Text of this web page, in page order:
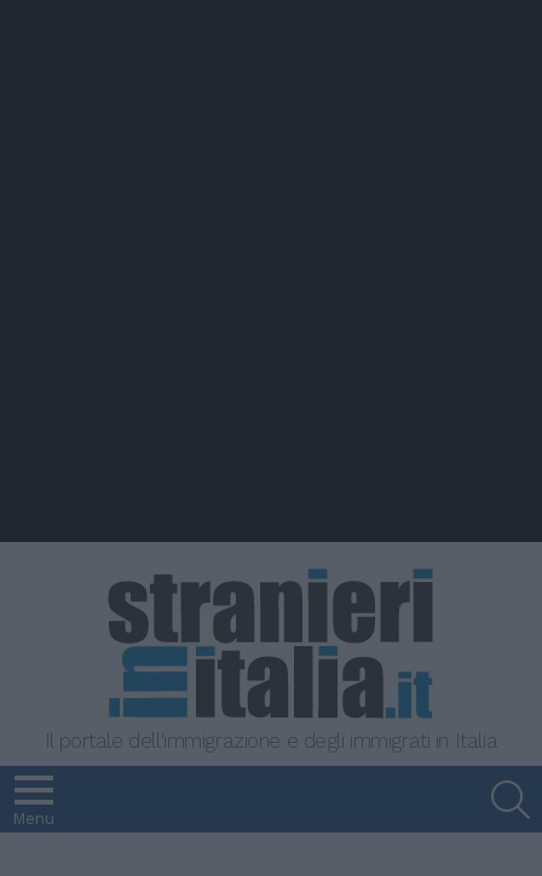
Il portale dell'immigrazione e degli immigrati in Italia
Menu